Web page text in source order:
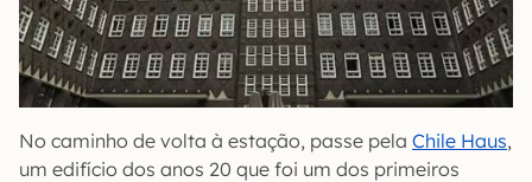
No caminho de volta à estação, passe pela Chile Haus,
um edifício dos anos 20 que foi um dos primeiros